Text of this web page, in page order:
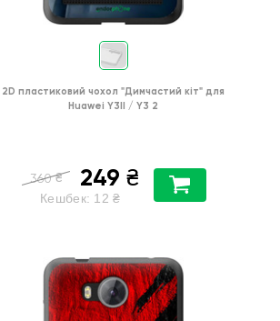
2D пластиковий чохол "Димчастий кіт" для
Huawei Y3II / Y3 2
360 ₴ 249 ₴
Кешбек: 12 ₴